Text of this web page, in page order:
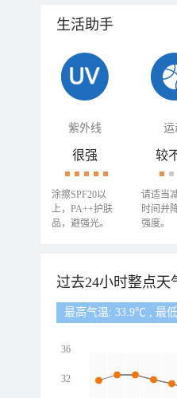
生活助手
紫外线 运
很强
涂擦SPF20以
上，PA++护肤
品，避强光。
较
请适当
时间并
强度。
过去24小时整点天
最高气温: 33.9℃ , 最
36
32